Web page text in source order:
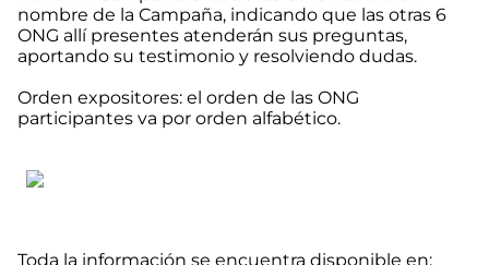
nombre de la Campaña, indicando que las otras 6
ONG allí presentes atenderán sus preguntas,
aportando su testimonio y resolviendo dudas.
Orden expositores: el orden de las ONG
participantes va por orden alfabético.
Toda la información se encuentra disponible en: